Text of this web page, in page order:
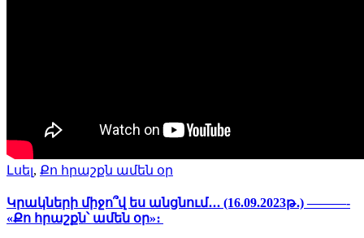
Լսել, Քո հրաշքն ամեն օր
Կրակների միջո՞վ ես անցնում․․․ (16.09.2023թ․) ———-
«Քո հրաշքն՝ ամեն օր»։